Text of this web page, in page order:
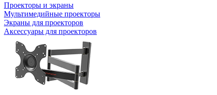
Проекторы и экраны
Мультимедийные проекторы
Экраны для проекторов
Аксессуары для проекторов